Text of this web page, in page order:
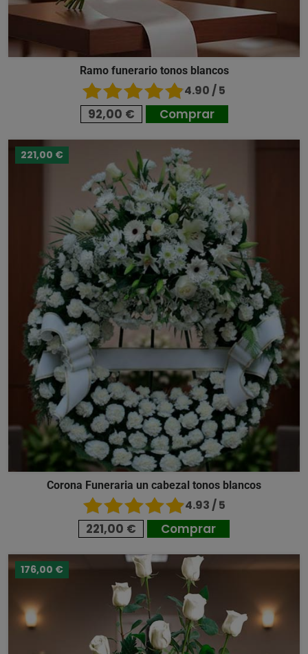
Ramo funerario tonos blancos
4.90 / 5
92,00 € Comprar
221,00 €
Corona Funeraria un cabezal tonos blancos
4.93 / 5
221,00 € Comprar
176,00 €